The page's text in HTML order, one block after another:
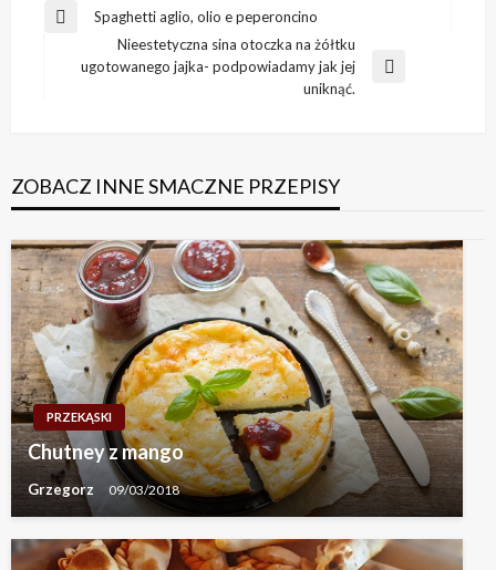
Nawigacja
Previous
Spaghetti aglio, olio e peperoncino
Next
Nieestetyczna sina otoczka na żółtku
ugotowanego jajka- podpowiadamy jak jej
uniknąć.
ZOBACZ INNE SMACZNE PRZEPISY
PRZEKĄSKI
Chutney z mango
Grzegorz 09/03/2018